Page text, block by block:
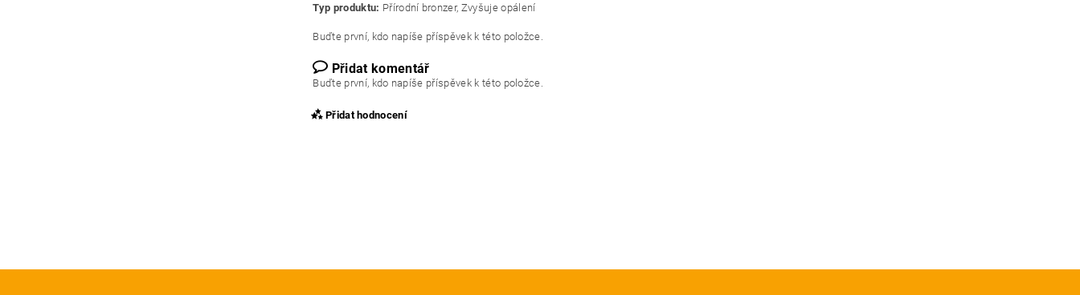
Typ produktu: Přírodní bronzer, Zvyšuje opálení
Buďte první, kdo napíše příspěvek k této položce.
Přidat komentář
Buďte první, kdo napíše příspěvek k této položce.
Přidat hodnocení